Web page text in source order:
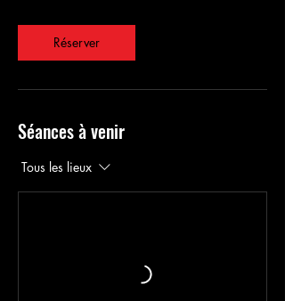
Réserver
Séances à venir
Tous les lieux